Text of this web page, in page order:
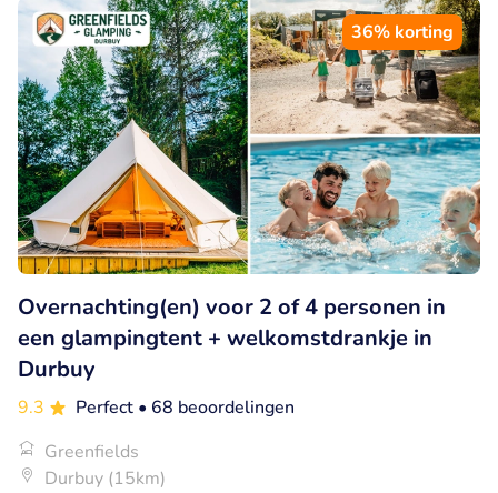
36% korting
Overnachting(en) voor 2 of 4 personen in
een glampingtent + welkomstdrankje in
Durbuy
9.3 Perfect • 68 beoordelingen
Greenfields
Durbuy (15km)